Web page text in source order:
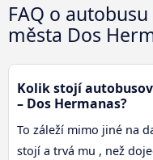
FAQ o
města Dos
Kolik stojí
– Dos Hermanas?
To záleží mimo jiné na
stojí a trvá mu , než